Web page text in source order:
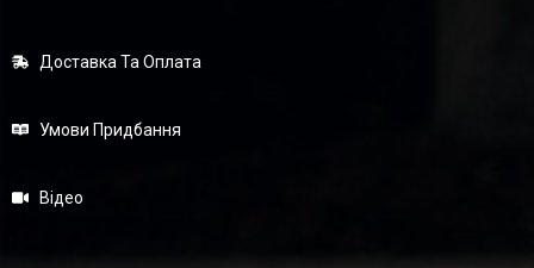
Доставка Та Оплата
Умови Придбання
Відео